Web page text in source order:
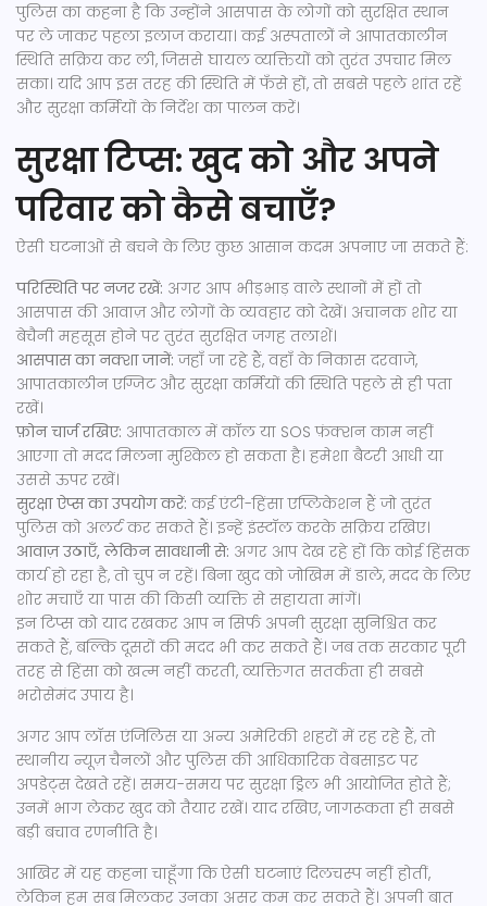
पुलिस का कहना है कि उन्होंने आसपास के लोगों को सुरक्षित स्थान
पर ले जाकर पहला इलाज कराया। कई अस्पतालों ने आपातकालीन
स्थिति सक्रिय कर ली, जिससे घायल व्यक्तियों को तुरंत उपचार मिल
सका। यदि आप इस तरह की स्थिति में फँसे हों, तो सबसे पहले शांत रहें
और सुरक्षा कर्मियों के निर्देश का पालन करें।
सुरक्षा टिप्स: खुद को और अपने
परिवार को कैसे बचाएँ?
ऐसी घटनाओं से बचने के लिए कुछ आसान कदम अपनाए जा सकते हैं:
परिस्थिति पर नजर रखें: अगर आप भीड़भाड़ वाले स्थानों में हों तो
आसपास की आवाज़ और लोगों के व्यवहार को देखें। अचानक शोर या
बेचैनी महसूस होने पर तुरंत सुरक्षित जगह तलाशें।
आसपास का नक्शा जानें: जहाँ जा रहे हैं, वहाँ के निकास दरवाजे,
आपातकालीन एग्जिट और सुरक्षा कर्मियों की स्थिति पहले से ही पता
रखें।
फ़ोन चार्ज रखिए: आपातकाल में कॉल या SOS फ़ंक्शन काम नहीं
आएगा तो मदद मिलना मुश्किल हो सकता है। हमेशा बैटरी आधी या
उससे ऊपर रखें।
सुरक्षा ऐप्स का उपयोग करें: कई एंटी-हिंसा एप्लिकेशन हैं जो तुरंत
पुलिस को अलर्ट कर सकते हैं। इन्हें इंस्टॉल करके सक्रिय रखिए।
आवाज़ उठाएँ, लेकिन सावधानी से: अगर आप देख रहे हों कि कोई हिंसक
कार्य हो रहा है, तो चुप न रहें। बिना खुद को जोखिम में डाले, मदद के लिए
शोर मचाएँ या पास की किसी व्यक्ति से सहायता मांगें।
इन टिप्स को याद रखकर आप न सिर्फ अपनी सुरक्षा सुनिश्चित कर
सकते हैं, बल्कि दूसरों की मदद भी कर सकते हैं। जब तक सरकार पूरी
तरह से हिंसा को खत्म नहीं करती, व्यक्तिगत सतर्कता ही सबसे
भरोसेमंद उपाय है।
अगर आप लॉस एंजिलिस या अन्य अमेरिकी शहरों में रह रहे हैं, तो
स्थानीय न्यूज़ चैनलों और पुलिस की आधिकारिक वेबसाइट पर
अपडेट्स देखते रहें। समय-समय पर सुरक्षा ड्रिल भी आयोजित होते हैं;
उनमें भाग लेकर खुद को तैयार रखें। याद रखिए, जागरूकता ही सबसे
बड़ी बचाव रणनीति है।
आखिर में यह कहना चाहूँगा कि ऐसी घटनाएं दिलचस्प नहीं होतीं,
लेकिन हम सब मिलकर उनका असर कम कर सकते हैं। अपनी बात